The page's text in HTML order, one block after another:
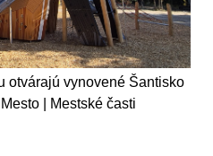
otvárajú vynovené Šantisko
| Mestské časti